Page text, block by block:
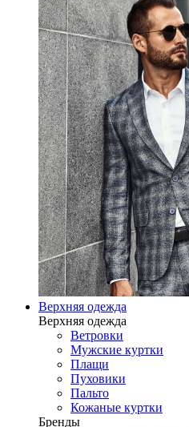
Верхняя одежда
Верхняя одежда
Ветровки
Мужские куртки
Плащи
Пуховики
Пальто
Кожаные куртки
Бренды